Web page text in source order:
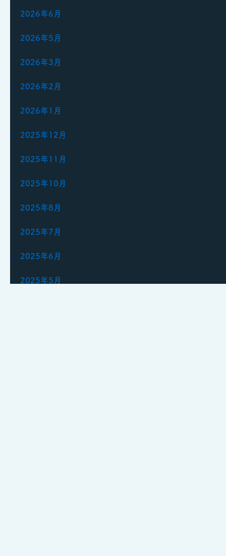
2026年6月
2026年5月
2026年3月
2026年2月
2026年1月
2025年12月
2025年11月
2025年10月
2025年8月
2025年7月
2025年6月
2025年5月